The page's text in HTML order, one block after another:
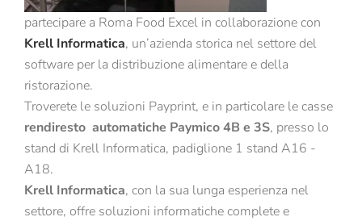
partecipare a Roma Food Excel in collaborazione con
Krell Informatica, un’azienda storica nel settore del
software per la distribuzione alimentare e della
ristorazione.
Troverete le soluzioni Payprint, e in particolare le casse
rendiresto automatiche Paymico 4B e 3S, presso lo
stand di Krell Informatica, padiglione 1 stand A16 -
A18.
Krell Informatica, con la sua lunga esperienza nel
settore, offre soluzioni informatiche complete e